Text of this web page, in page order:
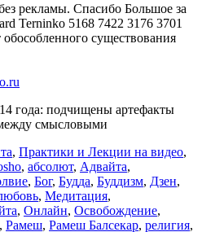
рекламы. Спасибо Большое за
Terninko 5168 7422 3176 3701
существования
года: подчищены артефакты
смысловыми
, Практики и Лекции на видео,
, абсолют, Адвайта,
, Бог, Будда, Буддизм, Дзен,
, Медитация,
, Онлайн, Освобождение,
, Рамеш, Рамеш Балсекар, религия,